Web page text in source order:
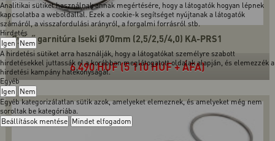
Analitikai sütiket használnak annak megértésére, hogy a látogatók hogyan lépnek
kapcsolatba a weboldallal. Ezek a cookie-k segítséget nyújtanak a látogatók
számáról, a visszafordulási arányról, a forgalmi forrásról stb.
Hirdetés
Igen Nem
A hirdetési sütiket arra használják, hogy a látogatókat személyre szabott
hirdetésekkel juttassák el a korábban meglátogatott oldalak alapján, és elemezzék a
hirdetési kampány hatékonyságát.
Egyéb
Igen Nem
Egyéb kategorizálatlan sütik azok, amelyeket elemeznek, és amelyeket még nem
soroltak be kategóriába.
Beállítások mentése Mindet elfogadom
Gyűrű garnitúra Iseki Ø70mm (2,5/2,5/4,0) KA-PRS1
6 490 HUF (5 110 HUF + ÁFA)